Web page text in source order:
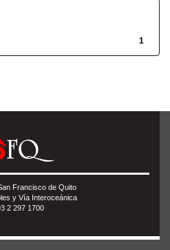
1
Francisco de Quito
y Vía Interoceánica
2 297 1700